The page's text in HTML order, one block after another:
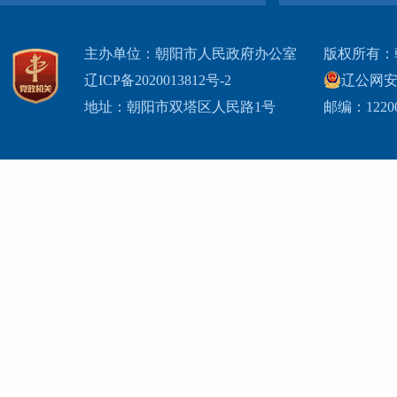
主办单位：朝阳市人民政府办公室
辽ICP备2020013812号-2
地址：朝阳市双塔区人民路1号
版权所有
辽公网
邮编：